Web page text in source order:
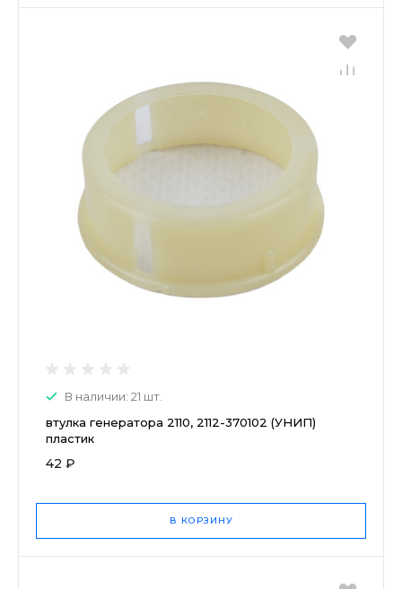
В наличии: 21 шт.
втулка генератора 2110, 2112-370102 (УНИП)
пластик
42 ₽
В КОРЗИНУ